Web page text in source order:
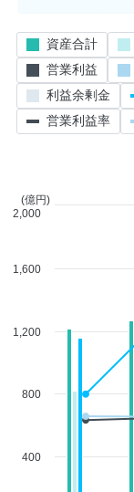
400
800
1,200
1,600
(億円)
2,000
資産合計
営業利益
利益余剰金
営業利益率